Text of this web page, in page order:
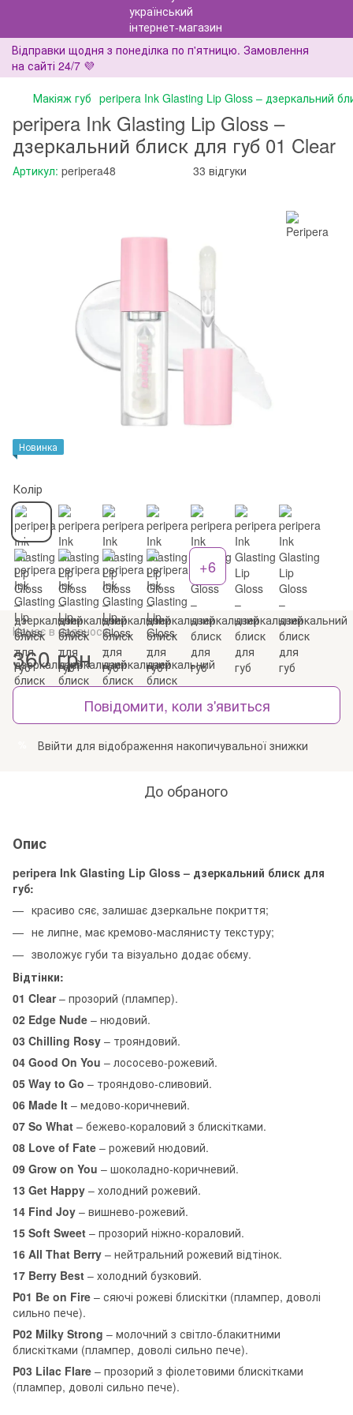
Відправки щодня з понеділка по п'ятницю. Замовлення
на сайті 24/7 💜
Макіяж губ peripera Ink Glasting Lip Gloss – дзеркальний
peripera Ink Glasting Lip Gloss –
дзеркальний блиск для губ 01 Clear
Артикул: peripera48 33 відгуки
Новинка
Колір
+6
Немає в наявності
360 грн
Повідомити, коли з'явиться
Ввійти для відображення накопичувальної знижки
До обраного
Опис
peripera Ink Glasting Lip Gloss – дзеркальний блиск для
губ:
красиво сяє, залишає дзеркальне покриття;
не липне, має кремово-маслянисту текстуру;
зволожує губи та візуально додає обєму.
Відтінки:
01 Clear– прозорий (плампер).
02 Edge Nude – нюдовий.
03 Chilling Rosy – трояндовий.
04 Good On You – лососево-рожевий.
05 Way to Go – трояндово-сливовий.
06 Made It – медово-коричневий.
07 So What – бежево-кораловий з блискітками.
08 Love of Fate – рожевий нюдовий.
09 Grow on You – шоколадно-коричневий.
13 Get Happy – холодний рожевий.
14 Find Joy – вишнево-рожевий.
15 Soft Sweet – прозорий ніжно-кораловий.
16 All That Berry – нейтральний рожевий відтінок.
17 Berry Best – холодний бузковий.
P01 Be on Fire – сяючі рожеві блискітки (плампер, доволі
сильно пече).
P02 Milky Strong – молочний з світло-блакитними
блискітками (плампер, доволі сильно пече).
P03 Lilac Flare – прозорий з фіолетовими блискітками
(плампер, доволі сильно пече).